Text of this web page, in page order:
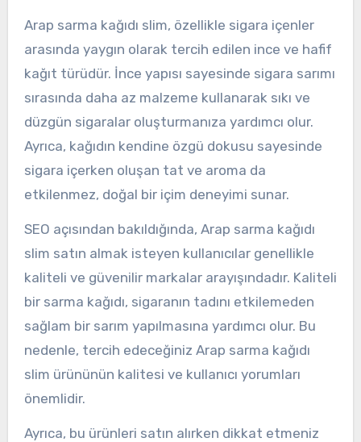
Arap sarma kağıdı slim, özellikle sigara içenler
arasında yaygın olarak tercih edilen ince ve hafif
kağıt türüdür. İnce yapısı sayesinde sigara sarımı
sırasında daha az malzeme kullanarak sıkı ve
düzgün sigaralar oluşturmanıza yardımcı olur.
Ayrıca, kağıdın kendine özgü dokusu sayesinde
sigara içerken oluşan tat ve aroma da
etkilenmez, doğal bir içim deneyimi sunar.
SEO açısından bakıldığında, Arap sarma kağıdı
slim satın almak isteyen kullanıcılar genellikle
kaliteli ve güvenilir markalar arayışındadır. Kaliteli
bir sarma kağıdı, sigaranın tadını etkilemeden
sağlam bir sarım yapılmasına yardımcı olur. Bu
nedenle, tercih edeceğiniz Arap sarma kağıdı
slim ürününün kalitesi ve kullanıcı yorumları
önemlidir.
Ayrıca, bu ürünleri satın alırken dikkat etmeniz